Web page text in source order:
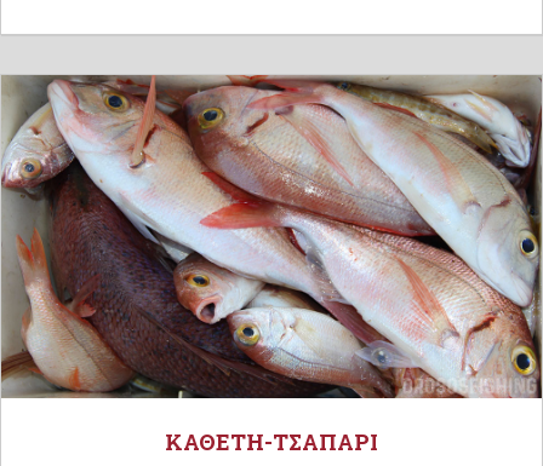
ΚΑΘΕΤΗ-ΤΣΑΠΑΡΙ